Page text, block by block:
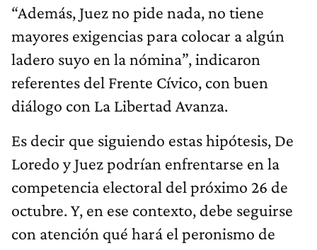
“Además, Juez no pide nada, no tiene
mayores exigencias para colocar a algún
ladero suyo en la nómina”, indicaron
referentes del Frente Cívico, con buen
diálogo con La Libertad Avanza.
Es decir que siguiendo estas hipótesis, De
Loredo y Juez podrían enfrentarse en la
competencia electoral del próximo 26 de
octubre. Y, en ese contexto, debe seguirse
con atención qué hará el peronismo de